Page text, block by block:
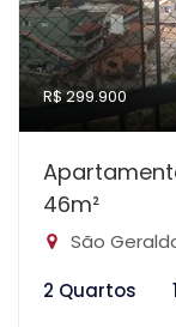
R$ 299.900
46m²
São
2 Quartos